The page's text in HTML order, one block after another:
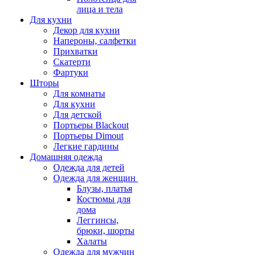
лица и тела
Для кухни
Декор для кухни
Напероны, салфетки
Прихватки
Скатерти
Фартуки
Шторы
Для комнаты
Для кухни
Для детской
Портьеры Blackout
Портьеры Dimout
Легкие гардины
Домашняя одежда
Одежда для детей
Одежда для женщин
Блузы, платья
Костюмы для
дома
Леггинсы,
брюки, шорты
Халаты
Одежда для мужчин